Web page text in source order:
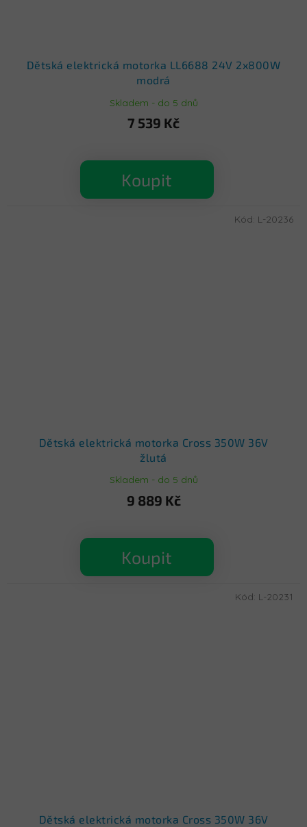
Dětská elektrická motorka LL6688 24V 2x800W
modrá
Skladem - do 5 dnů
7 539 Kč
Koupit
Dětská elektrická motorka Cross 350W 36V
žlutá
Skladem - do 5 dnů
9 889 Kč
Koupit
Kód: L-20236
Dětská elektrická motorka Cross 350W 36V
Kód: L-20231